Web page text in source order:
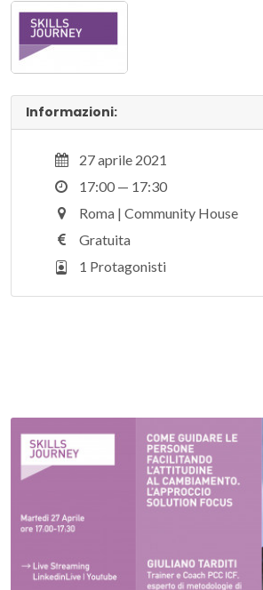
Informazioni:
27 aprile 2021
17:00 — 17:30
Roma | Community House
Gratuita
1 Protagonisti